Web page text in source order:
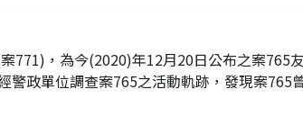
771)，為今(2020)年12月20日公布之案765
政單位調查案765之活動軌跡，發現案765